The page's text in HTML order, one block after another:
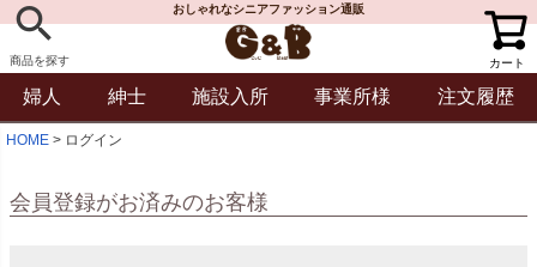
商品を探す
おしゃれなシニアファッション通販
カート
婦人 紳士 施設入所 事業所様 注文履歴
HOME ログイン
会員登録がお済みのお客様